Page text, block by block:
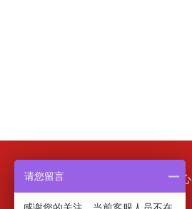
产品展示
书法 / 美术教室
案例中心
工程视频
请您留言